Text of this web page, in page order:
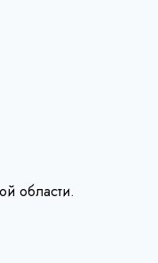
области.